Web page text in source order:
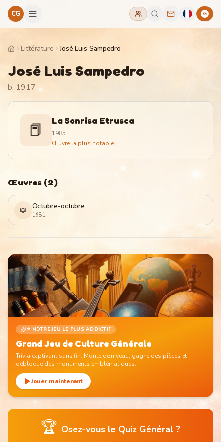
CG G
HomeLittérature José Luis Sampedro
José Luis Sampedro
b. 1917
📕 La Sonrisa Etrusca
1985
Œuvre la plus notable
Œuvres (2)
📖 Octubre-octubre
1981
⭐ NOTRE JEU LE PLUS ADDICTIF
Grand Jeu de Culture Générale
Trivia captivant sans fin. Monte de niveau, gagne des pièces et
débloque des monuments emblématiques.
Jouer maintenant
🏆 Osez-vous le Quiz Général ?